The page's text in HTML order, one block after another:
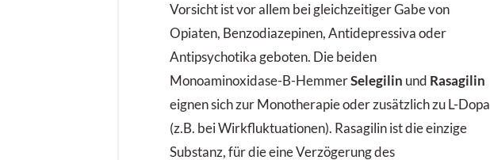
Vorsicht ist vor allem bei gleichzeitiger Gabe von
Opiaten, Benzodia­zepinen, Antidepressiva oder
Antipsychotika geboten. Die beiden
Monoaminoxidase-B-HemmerSelegilin und Rasagilin
eignen sich zur Monotherapie oder zusätzlich zu L-Dopa
(z.B. bei Wirkfluktuationen). Rasagilin ist die einzige
Substanz, für die eine Verzögerung des